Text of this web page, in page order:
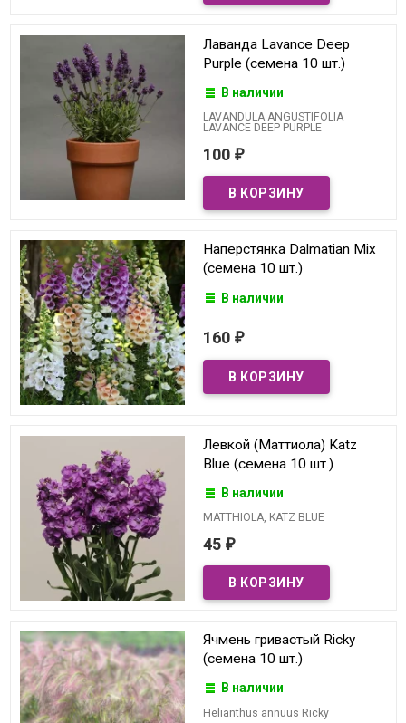
Лаванда Lavance Deep
Purple (семена 10 шт.)
В наличии
LAVANDULA ANGUSTIFOLIA
LAVANCE DEEP PURPLE
100 ₽
Наперстянка Dalmatian Mix
(семена 10 шт.)
В наличии
160 ₽
Левкой (Маттиола) Katz
Blue (семена 10 шт.)
В наличии
MATTHIOLA, KATZ BLUE
45 ₽
Ячмень гривастый Ricky
(семена 10 шт.)
В наличии
Helianthus annuus Ricky